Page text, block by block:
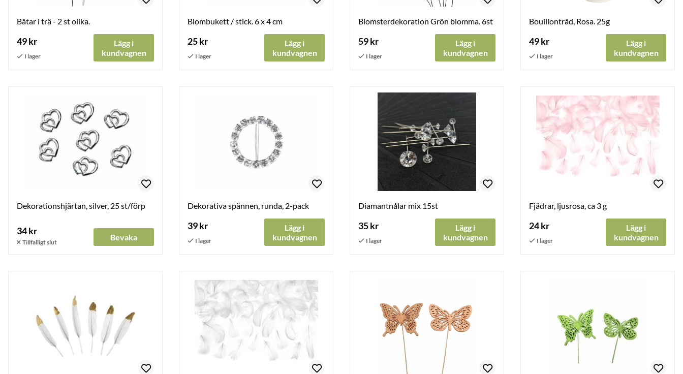
Båtar i trä - 2 st olika.
49 kr
Lägg i
kundvagnen
Blombukett / stick. 6 x 4 cm
25 kr
Lägg i
kundvagnen
Blomsterdekoration Grön blomma. 6st
59 kr
Lägg i
kundvagnen
Bouillontråd, Rosa. 25g
49 kr
Lägg i
kundvagnen
Dekorationshjärtan, silver, 25 st/förp
34 kr
Bevaka
Dekorativa spännen, runda, 2-pack
39 kr
Lägg i
kundvagnen
Diamantnålar mix 15st
35 kr
Lägg i
kundvagnen
Fjädrar, ljusrosa, ca 3 g
24 kr
Lägg i
kundvagnen